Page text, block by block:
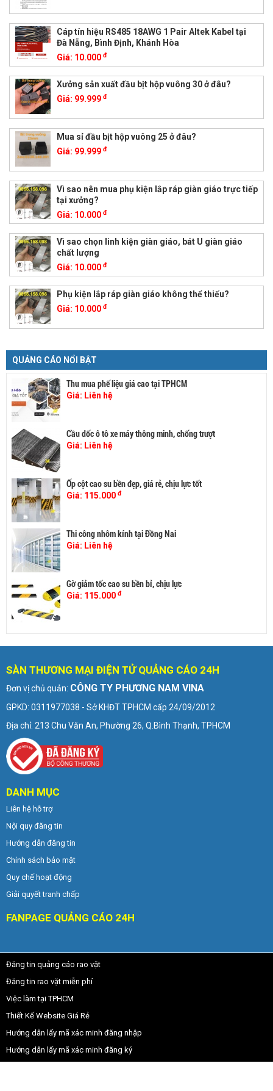
Cáp tín hiệu RS485 18AWG 1 Pair Altek Kabel tại
Đà Nẵng, Bình Định, Khánh Hòa
Giá: 10.000 đ
Xưởng sản xuất đầu bịt hộp vuông 30 ở đâu?
Giá: 99.999 đ
Mua sỉ đầu bịt hộp vuông 25 ở đâu?
Giá: 99.999 đ
Vì sao nên mua phụ kiện lắp ráp giàn giáo trực tiếp
tại xưởng?
Giá: 10.000 đ
Vì sao chọn linh kiện giàn giáo, bát U giàn giáo
chất lượng
Giá: 10.000 đ
Phụ kiện lắp ráp giàn giáo không thể thiếu?
Giá: 10.000 đ
QUẢNG CÁO NỔI BẬT
Thu mua phế liệu giá cao tại TPHCM
Giá: Liên hệ
Cầu dốc ô tô xe máy thông minh, chống trượt
Giá: Liên hệ
Ốp cột cao su bền đẹp, giá rẻ, chịu lực tốt
Giá: 115.000 đ
Thi công nhôm kính tại Đồng Nai
Giá: Liên hệ
Gờ giảm tốc cao su bền bỉ, chịu lực
Giá: 115.000 đ
SÀN THƯƠNG MẠI ĐIỆN TỬ QUẢNG CÁO 24H
Đơn vị chủ quản: CÔNG TY PHƯƠNG NAM VINA
GPKD: 0311977038 - Sở KHĐT TPHCM cấp 24/09/2012
Địa chỉ: 213 Chu Văn An, Phường 26, Q.Bình Thạnh, TPHCM
DANH MỤC
Liên hệ hỗ trợ
Nội quy đăng tin
Hướng dẫn đăng tin
Chính sách bảo mật
Quy chế hoạt động
Giải quyết tranh chấp
FANPAGE QUẢNG CÁO 24H
Đăng tin quảng cáo rao vặt
Đăng tin rao vặt miễn phí
Việc làm tại TPHCM
Thiết Kế Website Giá Rẻ
Hướng dẫn lấy mã xác minh đăng nhập
Hướng dẫn lấy mã xác minh đăng ký